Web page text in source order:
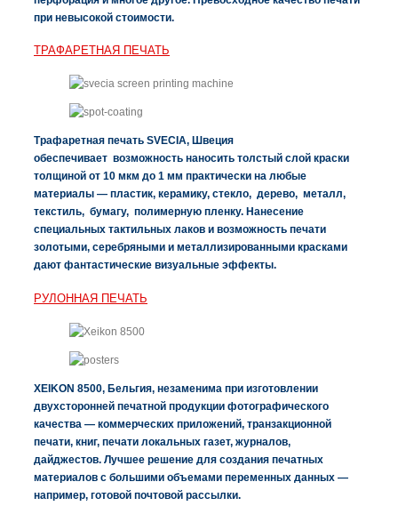
при невысокой стоимости.
ТРАФАРЕТНАЯ ПЕЧАТЬ
Трафаретная печать SVECIA, Швеция
обеспечивает возможность наносить толстый слой краски
толщиной от 10 мкм до 1 мм практически на любые
материалы — пластик, керамику, стекло, дерево, металл,
текстиль, бумагу, полимерную пленку. Нанесение
специальных тактильных лаков и возможность печати
золотыми, серебряными и металлизированными красками
дают фантастические визуальные эффекты.
РУЛОННАЯ ПЕЧАТЬ
XEIKON 8500, Бельгия, незаменима при изготовлении
двухсторонней печатной продукции фотографического
качества — коммерческих приложений, транзакционной
печати, книг, печати локальных газет, журналов,
дайджестов. Лучшее решение для создания печатных
материалов с большими объемами переменных данных —
например, готовой почтовой рассылки.